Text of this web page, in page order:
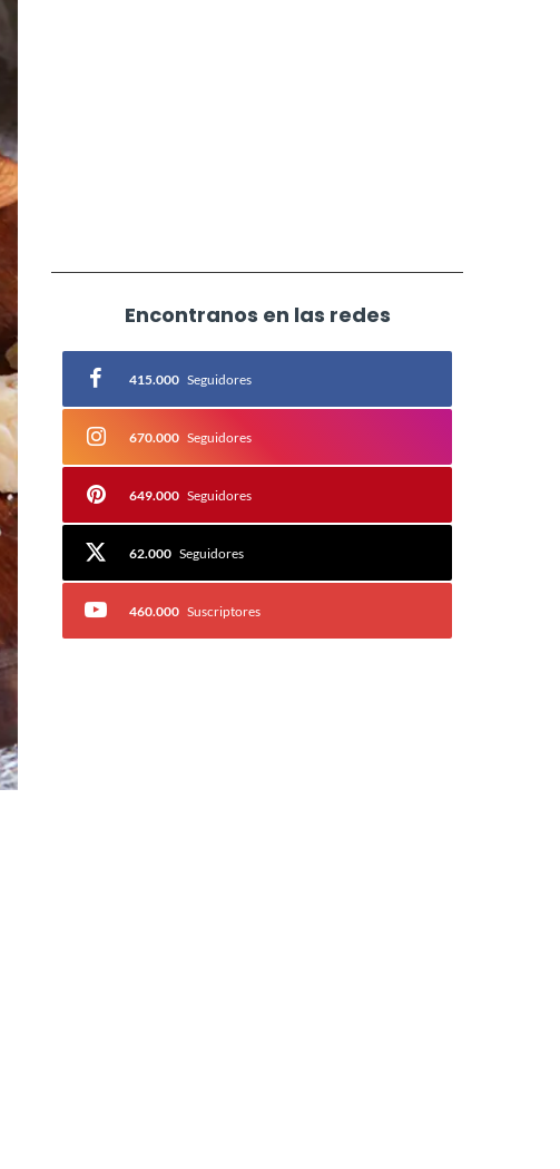
Encontranos en las redes
415.000 Seguidores
670.000 Seguidores
649.000 Seguidores
62.000 Seguidores
460.000 Suscriptores